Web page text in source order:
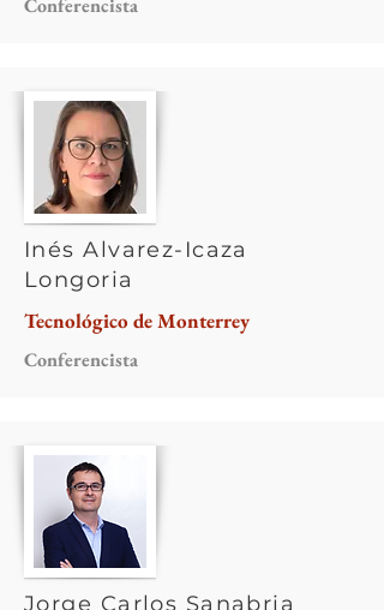
Conferencista
Inés Alvarez-Icaza
Longoria
Tecnológico de Monterrey
Conferencista
Jorge Carlos Sanabria